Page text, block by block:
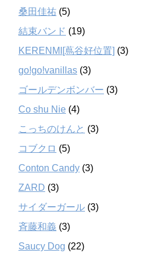
桑田佳祐 (5)
結束バンド (19)
KERENMI[蔦谷好位置] (3)
go!go!vanillas (3)
ゴールデンボンバー (3)
Co shu Nie (4)
こっちのけんと (3)
コブクロ (5)
Conton Candy (3)
ZARD (3)
サイダーガール (3)
斉藤和義 (3)
Saucy Dog (22)